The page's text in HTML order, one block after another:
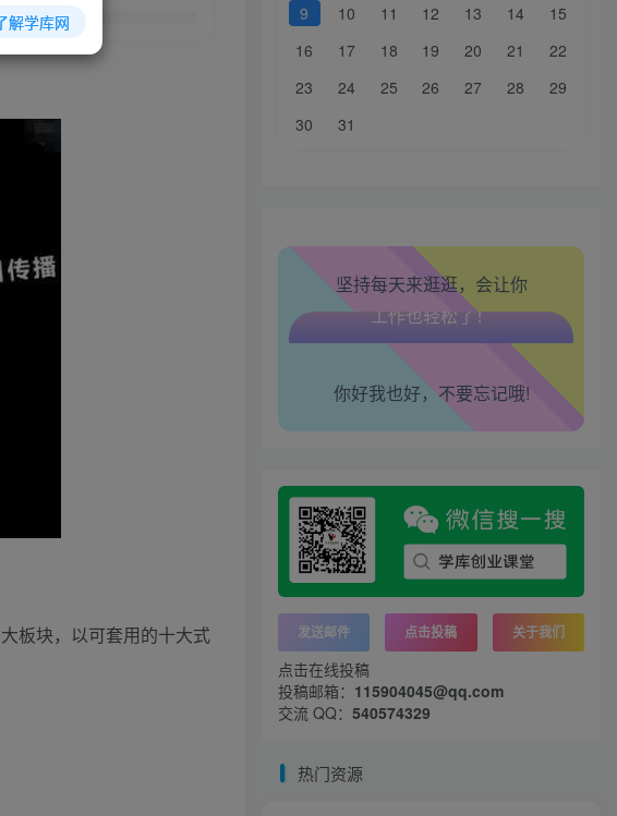
9
10 11 12 13 14
15
16
17 18 19 20 21
22
23
24 25 26 27 28
29
30
31
坚持每天来逛逛，会让你
腿也不痛了！
腰也不酸了！
工作也轻松了！
你好我也好，不要忘记哦!
发送邮件 点击投稿 关于我们
点击在线投稿
投稿邮箱： 115904045@qq.com
交流 QQ： 540574329
热门资源
解学库网